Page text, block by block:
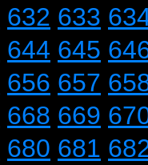
632 633
644 645
656 657
668 669
680 681